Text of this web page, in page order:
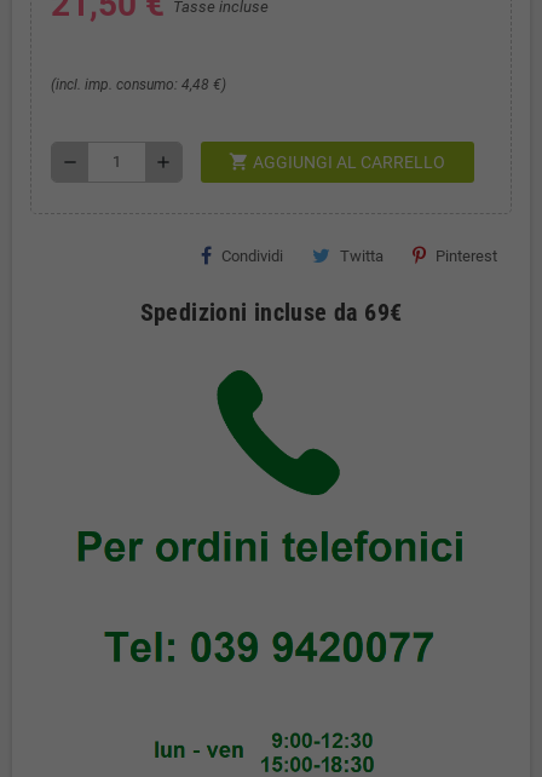
Tasse incluse
(incl. imp. consumo: 4,48 €)
remove add shopping_cart AGGIUNGI AL CARRELLO
Condividi Twitta Pinterest
Spedizioni incluse da 69€